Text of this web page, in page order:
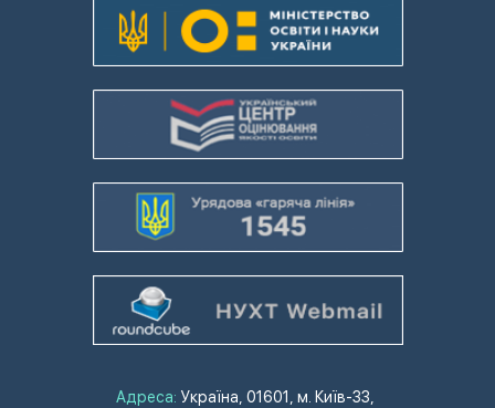
Адреса: Україна, 01601, м. Київ-33,